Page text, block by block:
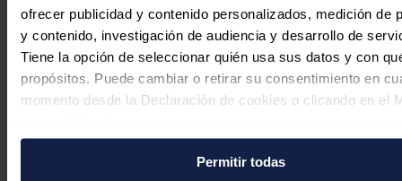
ofrecer publicidad y contenido personalizados, medición de
y contenido, investigación de audiencia y desarrollo de
Tiene la opción de seleccionar quién usa sus datos y con
propósitos. Puede cambiar o retirar su consentimiento en
momento desde la Declaración de cookies o clicando en el
Si lo permite, también quisiéramos:Permitir todas
Redacción29/07/2026
Luis de Valdivia (Ecoener),